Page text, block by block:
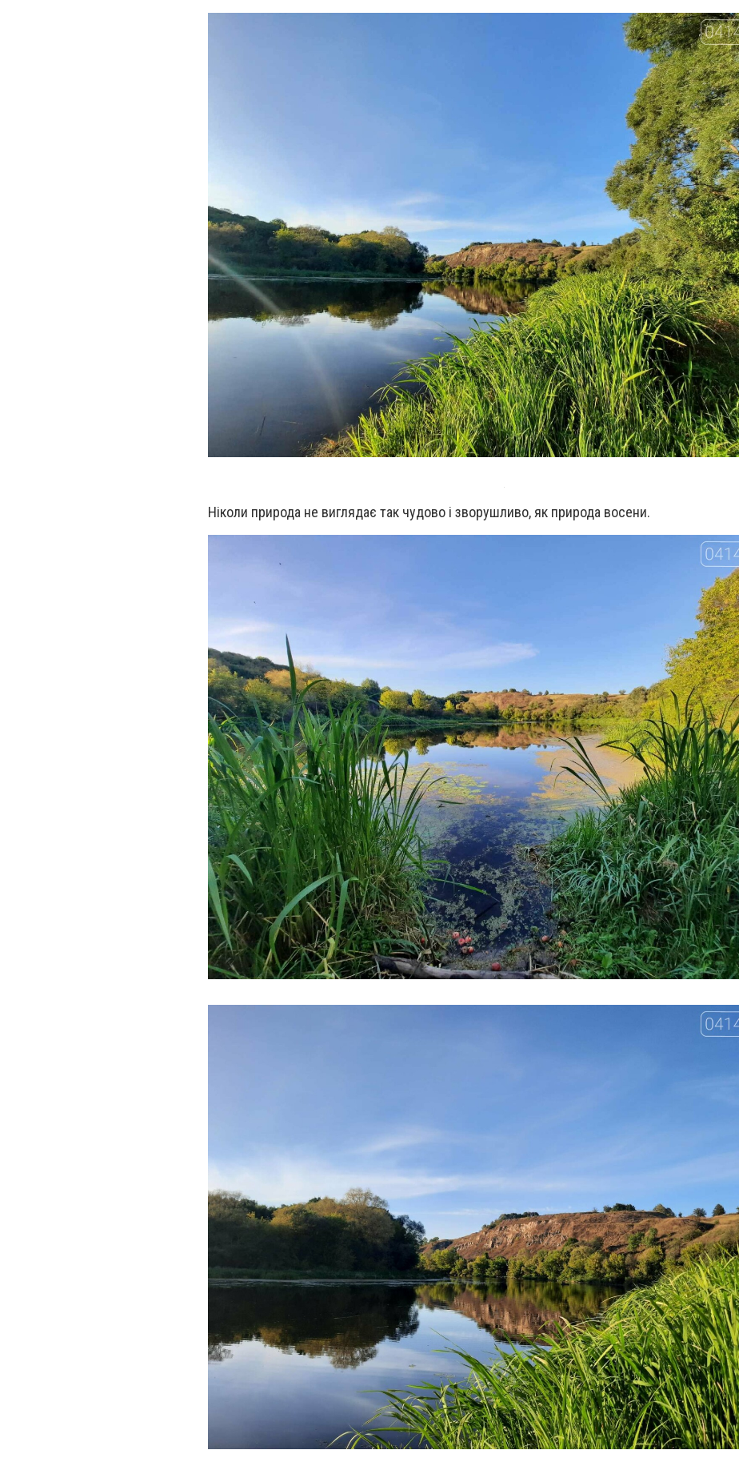
Ніколи природа не виглядає так чудово і зворушливо, як природа восени.